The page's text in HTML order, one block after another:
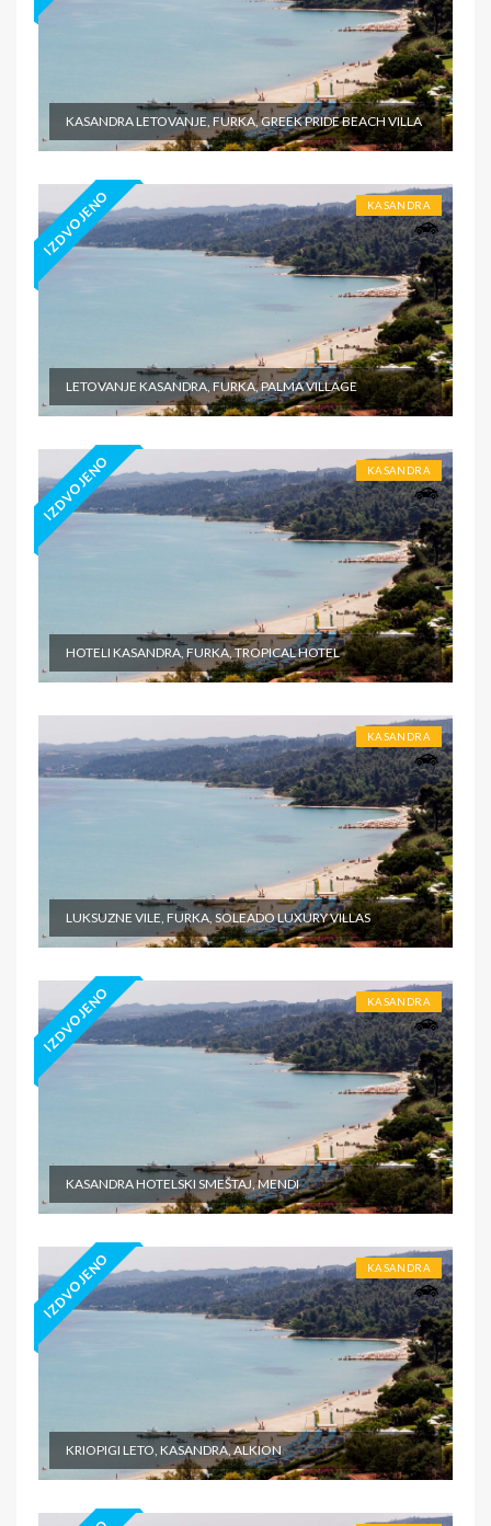
KASANDRA LETOVANJE, FURKA, GREEK PRIDE BEACH VILLA
IZDVOJENO KASANDRA
LETOVANJE KASANDRA, FURKA, PALMA VILLAGE
IZDVOJENO KASANDRA
HOTELI KASANDRA, FURKA, TROPICAL HOTEL
KASANDRA
LUKSUZNE VILE, FURKA, SOLEADO LUXURY VILLAS
IZDVOJENO KASANDRA
KASANDRA HOTELSKI SMEŠTAJ, MENDI
IZDVOJENO KASANDRA
KRIOPIGI LETO, KASANDRA, ALKION